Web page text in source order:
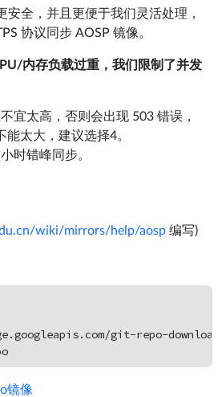
安全，并且更便于我们灵活处理，
协议同步 AOSP 镜像。
内存负载过重，我们限制了并发
宜太高，否则会出现 503 错误，
能太大，建议选择4。
时错峰同步。
wiki/mirrors/help/aosp 编写)
git-repo-
镜像